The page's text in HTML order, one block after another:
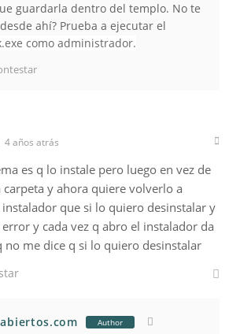
guardarla dentro del templo. No te
ahí? Prueba a ejecutar el
como administrador.
4 años atrás
es q lo instale pero luego en vez de
y ahora quiere volverlo a
que si lo quiero desinstalar y
y cada vez q abro el instalador da
no me dice q si lo quiero desinstalar
Author